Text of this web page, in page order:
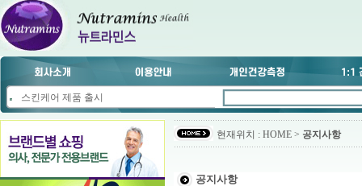
스킨케어 제품 출시
현재위치 : HOME > 공지사항
공지사항